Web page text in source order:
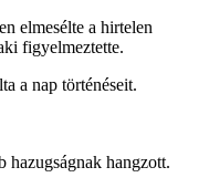
elmesélte a hirtelen
figyelmeztette.
a nap történéseit.
hazugságnak hangzott.